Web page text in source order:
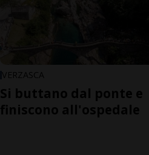
VERZASCA
Si buttano dal ponte e
finiscono all'ospedale